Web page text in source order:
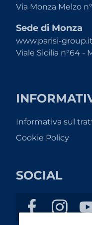
Via Monza Melzo
Sede di Monza
www.parisi-group.it
Viale Sicilia n°64 -
Informativa sul
Cookie Policy
SOCIAL